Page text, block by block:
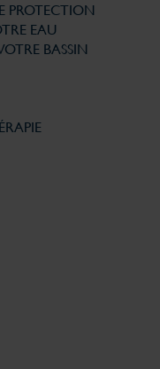
PROTECTION
EAU
BASSIN